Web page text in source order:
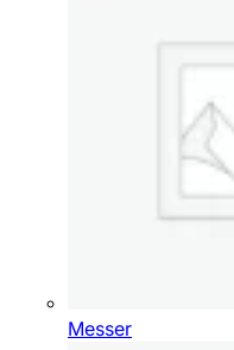
Messer